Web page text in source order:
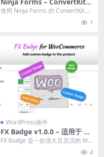
3.1.1
使用 Ninja Forms 的 ConvertKit 电
1
WordPress插件
FX Badge v1.0.0 – 适用于 W
ooCommerce 的自定义徽章
角标管理插件下载
FX Badge 是一款强大且灵活的 Wo
4